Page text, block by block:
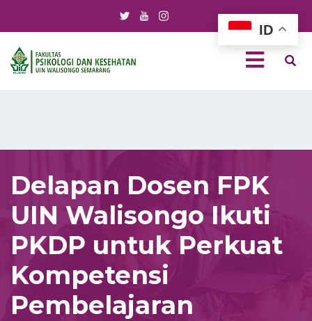
Delapan Dosen FPK
UIN Walisongo Ikuti
PKDP untuk Perkuat
Kompetensi
Pembelajaran
ID